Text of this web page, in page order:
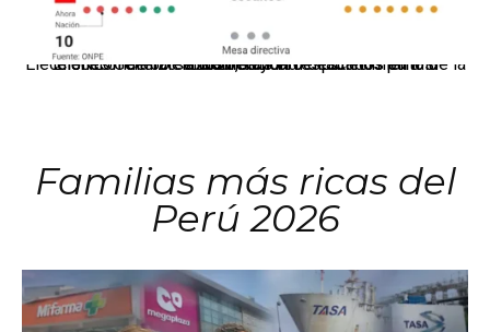
El JNE oficializó la distribución de escaños para la elección de 60 senadores y 130 diputados en las Elecciones Generales 2026, tras el restablecimiento de la Bicameralidad.
Familias más ricas del
Perú 2026